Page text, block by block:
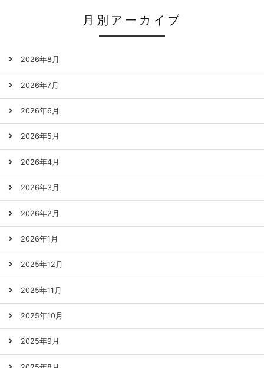
月別アーカイブ
2026年8月
2026年7月
2026年6月
2026年5月
2026年4月
2026年3月
2026年2月
2026年1月
2025年12月
2025年11月
2025年10月
2025年9月